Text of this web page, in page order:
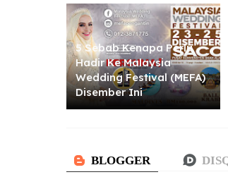
5 Sebab Kenapa Perlu
Hadir Ke Malaysia
Wedding Festival (MEFA)
Disember Ini